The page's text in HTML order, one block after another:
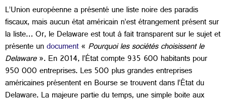
L’Union européenne a présenté une liste noire des paradis
fiscaux, mais aucun état américain n’est étrangement présent sur
la liste… Or, le Delaware est tout à fait transparent sur le sujet et
présente undocument« Pourquoi les sociétés choisissent le
Delaware». En 2014, l’État compte 935 600 habitants pour
950 000 entreprises. Les 500 plus grandes entreprises
américaines présentent en Bourse se trouvent dans l’État du